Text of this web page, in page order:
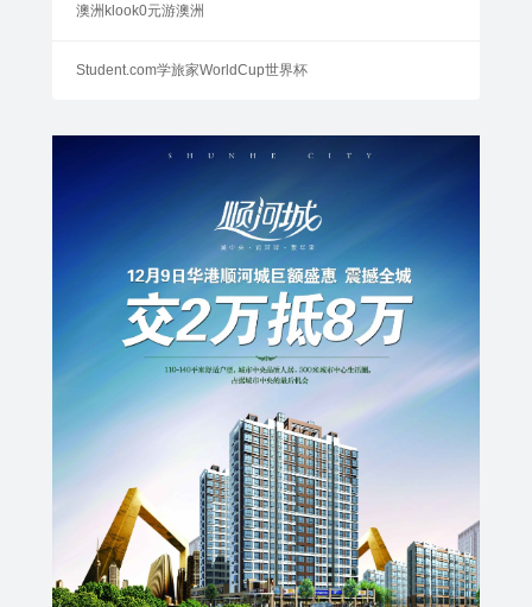
澳洲klook0元游澳洲
Student.com学旅家WorldCup世界杯